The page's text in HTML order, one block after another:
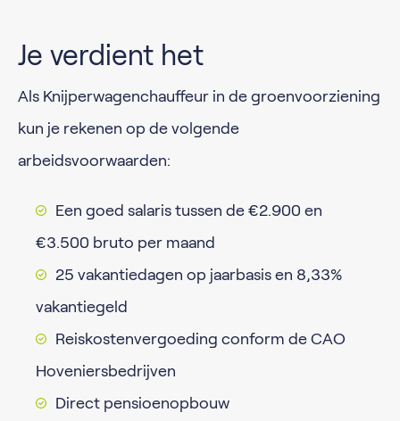
Je verdient het
Als Knijperwagenchauffeur in de groenvoorziening
kun je rekenen op de volgende
arbeidsvoorwaarden:
Een goed salaris tussen de €2.900 en
€3.500 bruto per maand
25 vakantiedagen op jaarbasis en 8,33%
vakantiegeld
Reiskostenvergoeding conform de CAO
Hoveniersbedrijven
Direct pensioenopbouw